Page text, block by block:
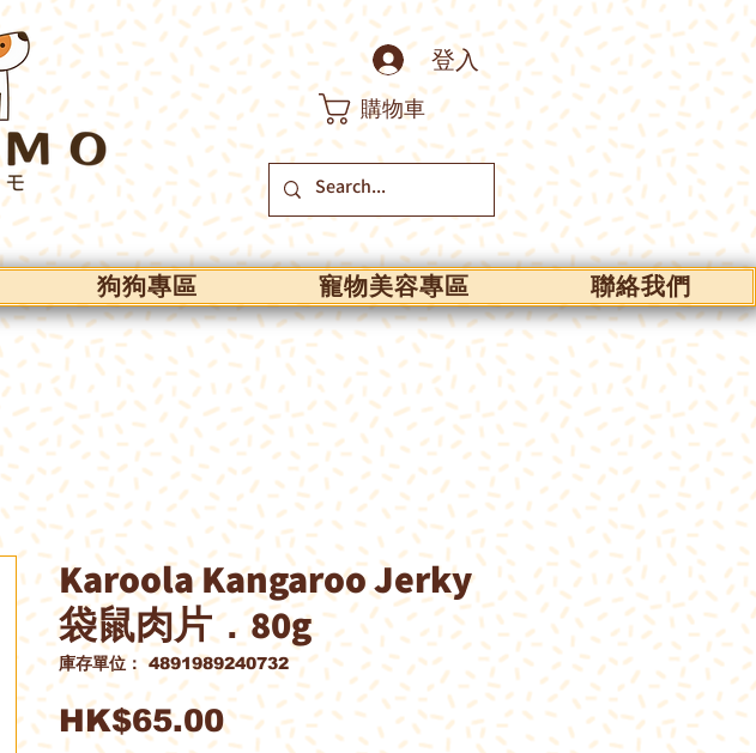
登入
購物車
狗狗專區 寵物美容專區 聯絡我們
Karoola Kangaroo Jerky
袋鼠肉片．80g
庫存單位： 4891989240732
HK$65.00價